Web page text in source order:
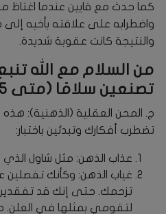
كما حدث مع قايين عندما اغتاظ
واضطرابه على علاقته بأخيه
والنتيجة كانت عقوبة شديدة.
من السلام مع الله
تصنعين سلامًا (متى 5: 9) وحيث روح الله هناك حرية.
ج. المحن العقلية (الذهنية):
تضطرب أفكارك وتبدئين باختبار:
عذاب الذهن: مثل شاول الذي لم تكن
غياب الذهن: وكأنك تفصلين
تزحمك. حتى إنك قد تفقدين
لتقومي بمثلها في العلن.